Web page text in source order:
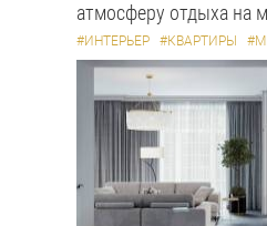
атмосферу отдыха на
#ИНТЕРЬЕР #КВАРТИРЫ